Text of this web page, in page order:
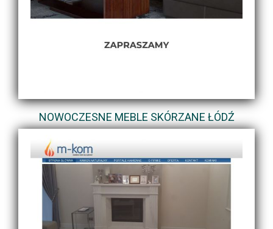
NOWOCZESNE MEBLE SKÓRZANE ŁÓDŹ